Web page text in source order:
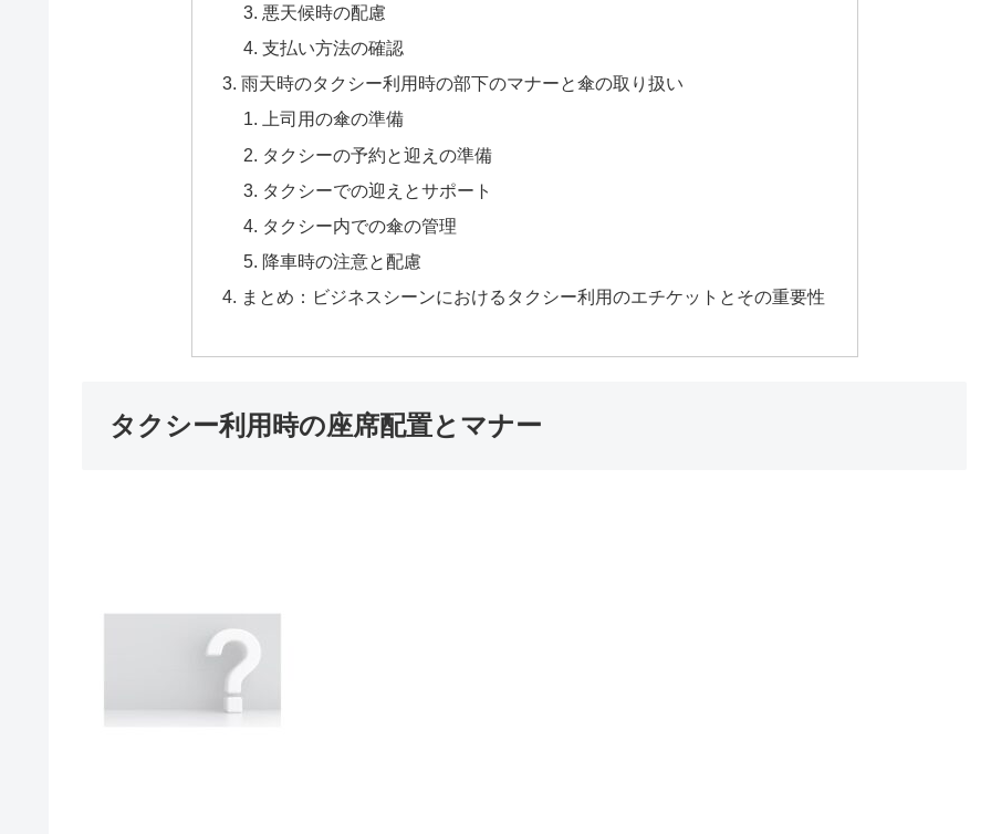
悪天候時の配慮
支払い方法の確認
雨天時のタクシー利用時の部下のマナーと傘の取り扱い
上司用の傘の準備
タクシーの予約と迎えの準備
タクシーでの迎えとサポート
タクシー内での傘の管理
降車時の注意と配慮
まとめ：ビジネスシーンにおけるタクシー利用のエチケットとその重要性
タクシー利用時の座席配置とマナー